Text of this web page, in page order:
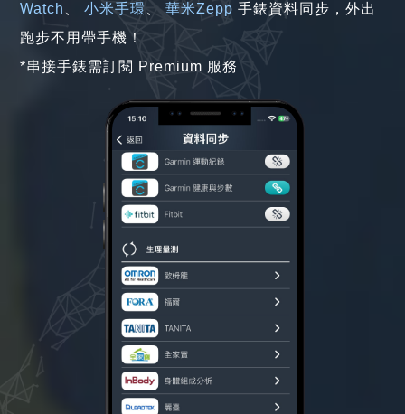
Watch
、小米手環 、華米Zepp 手錶資料同步，外出
跑步不用帶手機！
*串接手錶需訂閱 Premium 服務